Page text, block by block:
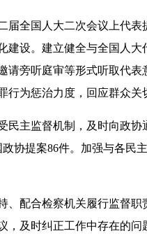
全国人大二次会议上代表
建设。建立健全与全国人
请旁听庭审等形式听取代
为惩治力度，回应群众关
主监督机制，及时向政协
协提案86件。加强与各民
配合检察机关履行监督职
及时纠正工作中存在的问